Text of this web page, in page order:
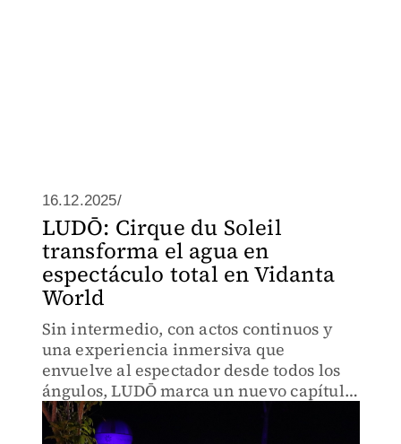
16.12.2025/
LUDŌ: Cirque du Soleil
transforma el agua en
espectáculo total en Vidanta
World
Sin intermedio, con actos continuos y
una experiencia inmersiva que
envuelve al espectador desde todos los
ángulos, LUDŌ marca un nuevo capítulo
del entretenimiento escénico en México
desde Vidanta World Nuevo Nayarit.